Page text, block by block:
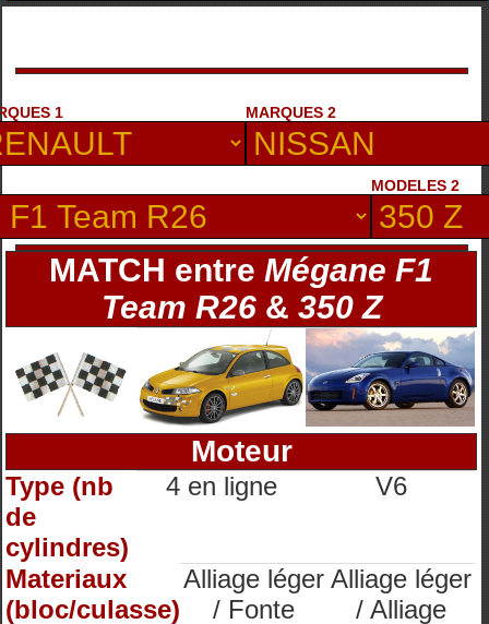
1 MARQUES 2
MODELES 2
MATCH entreMégane F1
Team R26& 350 Z
Moteur
Type (nb
de
cylindres)
4 en ligne V6
Materiaux
(bloc/culasse)
Alliage léger
/ Fonte
Alliage léger
/ Alliage